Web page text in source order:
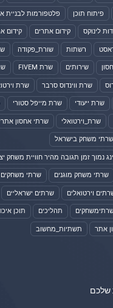
פיתוח תוכן פלטפורמות לבניית
לינוקס קידום אתרים קידום
רשתות שורת_פקודה
שירותים שרת FIVEM
שרת ווינדוס סרבר שרת
שרת ייעודי שרת מייפל סטורי
שרת_וירטואלי שרתי אחסון
שרתי משחק בישראל
נמוך זמן תגובה מהיר חוויית משחק
שרתי משחק מוגנים שרתי משחקים
וירטואלים שרתים ישראליים
תהליכים תוכן
אתר תשתיות_מחשוב
שלכם